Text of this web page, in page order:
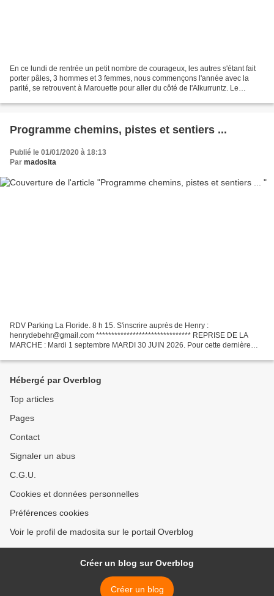
En ce lundi de rentrée un petit nombre de courageux, les autres s'étant fait
porter pâles, 3 hommes et 3 femmes, nous commençons l'année avec la
parité, se retrouvent à Marouette pour aller du côté de l'Alkurruntz. Le
Programme chemins, pistes et sentiers ...
Publié le 01/01/2020 à 18:13
Par madosita
RDV Parking La Floride. 8 h 15. S'inscrire auprès de Henry :
henrydebehr@gmail.com ******************************* REPRISE DE LA
MARCHE : Mardi 1 septembre MARDI 30 JUIN 2026. Pour cette dernière
Hébergé par Overblog
Top articles
Pages
Contact
Signaler un abus
C.G.U.
Cookies et données personnelles
Préférences cookies
Voir le profil de madosita sur le portail Overblog
Créer un blog sur Overblog
Créer un blog